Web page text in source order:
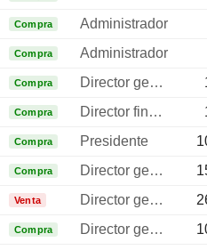
Compra
Administrador
Compra
Administrador
Compra Director general
Compra Director financiero
Compra Presidente
Compra Director general
Venta Director general
Compra Director general